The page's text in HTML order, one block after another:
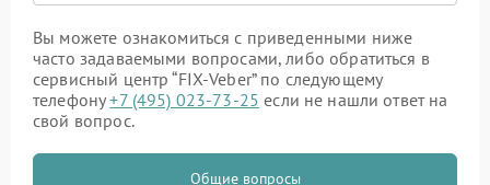
Вы можете ознакомиться с приведенными ниже
часто задаваемыми вопросами, либо обратиться в
сервисный центр “FIX-Veber” по следующему
телефону+7 (495) 023-73-25 если не нашли ответ на
свой вопрос.
Общие вопросы